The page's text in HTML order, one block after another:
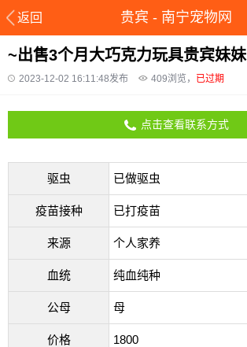
返回 贵宾 - 南宁宠物网
~出售3个月大巧克力玩具贵宾妹妹
2023-12-02 16:11:48发布 409浏览， 已过期
点击查看联系方式
驱虫 已做驱虫
疫苗接种 已打疫苗
来源 个人家养
血统 纯血纯种
公母 母
价格 1800